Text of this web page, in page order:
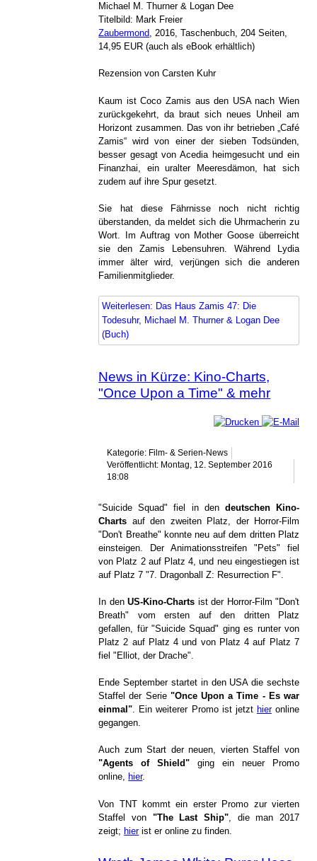
Michael M. Thurner & Logan Dee
Titelbild: Mark Freier
Zaubermond, 2016, Taschenbuch, 204 Seiten,
14,95 EUR (auch als eBook erhältlich)
Rezension von Carsten Kuhr
Kaum ist Coco Zamis aus den USA nach Wien
zurückgekehrt, da braut sich neues Unheil am
Horizont zusammen. Das von ihr betrieben „Café
Zamis“ wird von einer der sieben Todsünden,
besser gesagt von Acedia heimgesucht und ein
Finanzhai, ein uralter Meeresdämon, hat sich
zudem auf ihre Spur gesetzt.
Sie hat diese Fährnisse noch nicht richtig
überstanden, da meldet sich die Uhrmacherin zu
Wort. Im Auftrag von Mother Goose überreicht
sie den Zamis Lebensuhren. Während Lydia
immer älter wird, verjüngen sich die anderen
Familienmitglieder.
Weiterlesen: Das Haus Zamis 47: Die
Todesuhr, Michael M. Thurner & Logan Dee
(Buch)
News in Kürze: Kino-Charts,
"Once Upon a Time" & mehr
Kategorie: Film- & Serien-News
Veröffentlicht: Montag, 12. September 2016
18:08
"Suicide Squad" fiel in den deutschen Kino-
Charts auf den zweiten Platz, der Horror-Film
"Don't Breathe" konnte neu auf dem dritten Platz
einsteigen. Der Animationsstreifen "Pets" fiel
von Platz 2 auf Platz 4, und neu eingestiegen ist
auf Platz 7 "7. Dragonball Z: Resurrection F".
In denUS-Kino-Charts ist der Horror-Film "Don't
Breath" vom ersten auf den dritten Platz
gefallen, für "Suicide Squad" ging es runter von
Platz 2 auf Platz 4 und von Platz 4 auf Platz 7
fiel "Elliot, der Drache".
Ende September startet in den USA die sechste
Staffel der Serie"Once Upon a Time - Es war
einmal". Ein weiterer Promo ist jetzt hieronline
gegangen.
Auch zum Start der neuen, vierten Staffel von
"Agents of Shield" ging ein neuer Promo
online, hier.
Von TNT kommt ein erster Promo zur vierten
Staffel von "The Last Ship", die man 2017
zeigt;hierist er online zu finden.